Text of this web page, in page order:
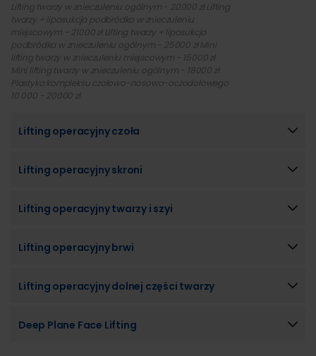
Lifting twarzy w znieczuleniu ogólnym - 20000 zł Lifting
twarzy + liposukcja podbródka w znieczuleniu
miejscowym - 21000 zł Lifting twarzy + liposukcja
podbródka w znieczuleniu ogólnym - 25000 zł Mini
lifting twarzy w znieczuleniu miejscowym - 15000 zł
Mini lifting twarzy w znieczuleniu ogólnym - 18000 zł
Plastyka kompleksu czołowo-nosowo-oczodołowego
10 000 - 20000 zł
Lifting operacyjny czoła
Lifting operacyjny skroni
Lifting operacyjny twarzy i szyi
Lifting operacyjny brwi
Lifting operacyjny dolnej części twarzy
Deep Plane Face Lifting